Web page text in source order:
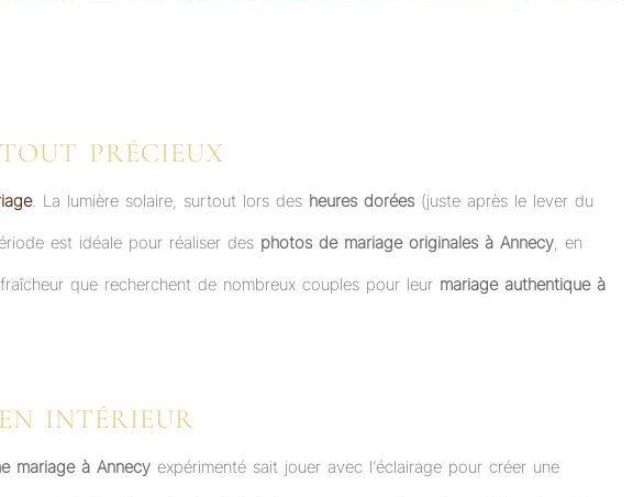
PRÉCIEUX
. La lumière solaire, surtout lors des heures dorées(juste après le lever du
est idéale pour réaliser des photos de mariage originales à Annecy, en
que recherchent de nombreux couples pour leur mariage authentique à
INTÉRIEUR
mariage à Annecy expérimenté sait jouer avec l’éclairage pour créer une